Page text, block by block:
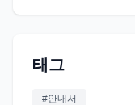
태그
#안내서